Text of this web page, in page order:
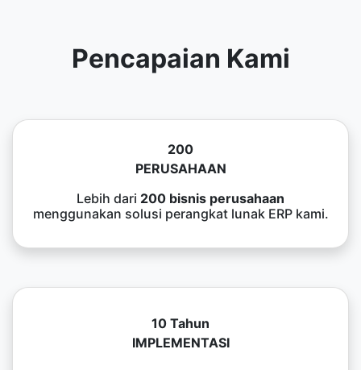
Pencapaian Kami
200
PERUSAHAAN
Lebih dari 200 bisnis perusahaan
menggunakan solusi perangkat lunak ERP kami.
10 Tahun
IMPLEMENTASI